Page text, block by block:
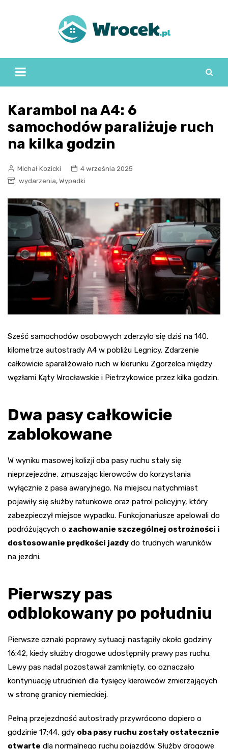
Karambol na A4: 6
samochodów paraliżuje ruch
na kilka godzin
Michał Kozicki
4 września 2025
wydarzenia, Wypadki
Sześć samochodów osobowych zderzyło się dziś na 140.
kilometrze autostrady A4 w pobliżu Legnicy. Zdarzenie
całkowicie sparaliżowało ruch w kierunku Zgorzelca między
węzłami Kąty Wrocławskie i Pietrzykowice przez kilka godzin.
Dwa pasy całkowicie
zablokowane
W wyniku masowej kolizji oba pasy ruchu stały się
nieprzejezdne, zmuszając kierowców do korzystania
wyłącznie z pasa awaryjnego. Na miejscu natychmiast
pojawiły się służby ratunkowe oraz patrol policyjny, który
zabezpieczył miejsce wypadku. Funkcjonariusze apelowali do
podróżujących o zachowanie szczególnej ostrożności i
dostosowanie prędkości jazdy do trudnych warunków
na jezdni.
Pierwszy pas
odblokowany po południu
Pierwsze oznaki poprawy sytuacji nastąpiły około godziny
16:42, kiedy służby drogowe udostępniły prawy pas ruchu.
Lewy pas nadal pozostawał zamknięty, co oznaczało
kontynuację utrudnień dla tysięcy kierowców zmierzających
w stronę granicy niemieckiej.
Pełną przejezdność autostrady przywrócono dopiero o
godzinie 17:44, gdy oba pasy ruchu zostały ostatecznie
otwarte dla normalnego ruchu pojazdów. Służby drogowe